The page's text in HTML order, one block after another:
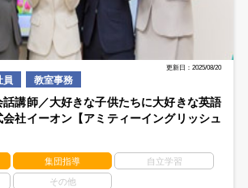
更新日：2025/08/20
員 教室事務
講師／大好きな子供たちに大好きな英語
社イーオン【アミティーイングリッシュ
集団指導 自立学習
その他